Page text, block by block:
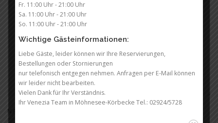
NAME
Fr. 11:00 Uhr - 21:00 Uhr
Sa. 11:00 Uhr - 21:00 Uhr
So. 11:00 Uhr - 21:00 Uhr
Wichtige Gästeinformationen:
Liebe Gäste, leider können wir Ihre Reservierungen,
Bestellungen oder Stornierungen
nur telefonisch entgegen nehmen. Anfragen per E-Mail können
wir leider nicht bearbeiten.
Vielen Dank für Ihr Verständnis.
Ihr Venezia Team in Möhnesee-Körbecke Tel.: 02924/5728